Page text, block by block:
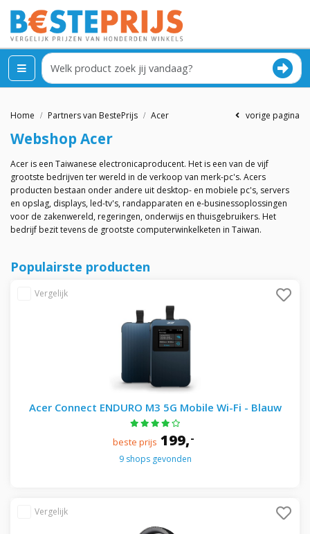
Home Partners van BestePrijs Acer vorige pagina
WebshopAcer
Acer is een Taiwanese electronicaproducent. Het is een van de vijf
grootste bedrijven ter wereld in de verkoop van merk-pc's. Acers
producten bestaan onder andere uit desktop- en mobiele pc's, servers
en opslag, displays, led-tv's, randapparaten en e-businessoplossingen
voor de zakenwereld, regeringen, onderwijs en thuisgebruikers. Het
bedrijf bezit tevens de grootste computerwinkelketen in Taiwan.
Populairste producten
Acer Connect ENDURO M3 5G Mobile Wi-Fi - Blauw
beste prijs 199,-
9 shops gevonden